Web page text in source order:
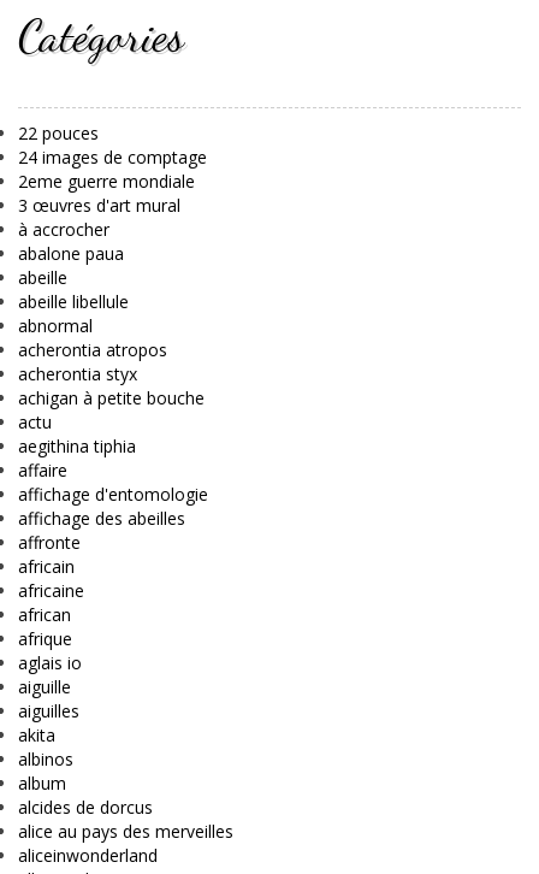
Catégories
22 pouces
24 images de comptage
2eme guerre mondiale
3 œuvres d'art mural
à accrocher
abalone paua
abeille
abeille libellule
abnormal
acherontia atropos
acherontia styx
achigan à petite bouche
actu
aegithina tiphia
affaire
affichage d'entomologie
affichage des abeilles
affronte
africain
africaine
african
afrique
aglais io
aiguille
aiguilles
akita
albinos
album
alcides de dorcus
alice au pays des merveilles
aliceinwonderland